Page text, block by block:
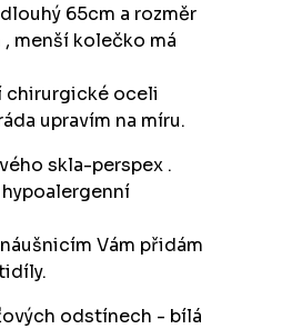
65cm a rozměr
menší kolečko má
chirurgické oceli
upravím na míru.
skla-perspex .
Vám přidám
odstínech - bílá